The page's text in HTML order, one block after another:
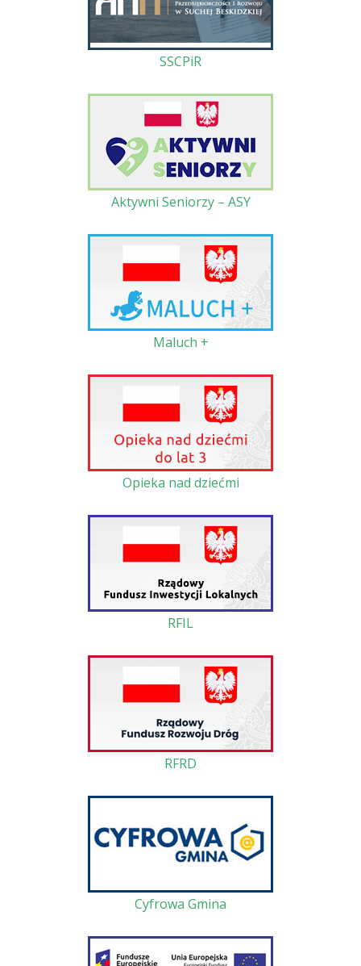
SSCPiR
Aktywni Seniorzy – ASY
Maluch +
Opieka nad dziećmi
RFIL
RFRD
Cyfrowa Gmina